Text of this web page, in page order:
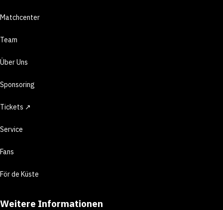
Matchcenter
Team
Über Uns
Sponsoring
Tickets ↗
Service
Fans
För de Küste
Weitere Informationen